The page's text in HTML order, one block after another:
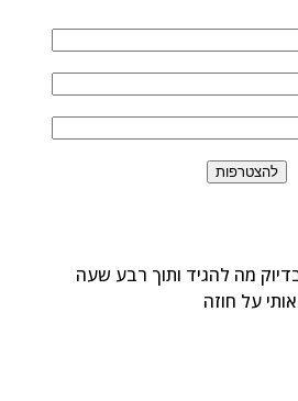
מה להגיד ותוך רבע שעה
על חוזה